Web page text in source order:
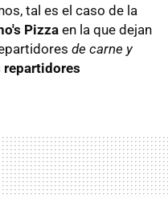
tal es el caso de la
Pizza en la que dejan
de carne y